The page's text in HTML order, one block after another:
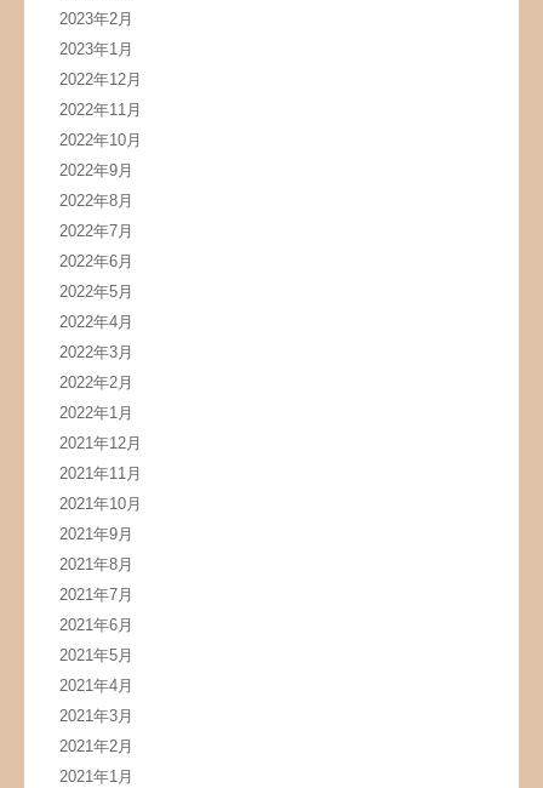
2023年2月
2023年1月
2022年12月
2022年11月
2022年10月
2022年9月
2022年8月
2022年7月
2022年6月
2022年5月
2022年4月
2022年3月
2022年2月
2022年1月
2021年12月
2021年11月
2021年10月
2021年9月
2021年8月
2021年7月
2021年6月
2021年5月
2021年4月
2021年3月
2021年2月
2021年1月